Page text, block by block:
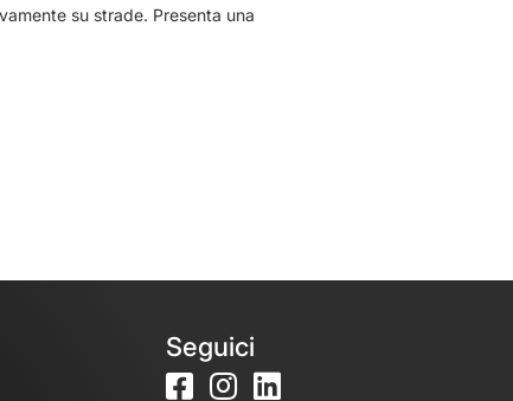
su strade. Presenta una
Seguici